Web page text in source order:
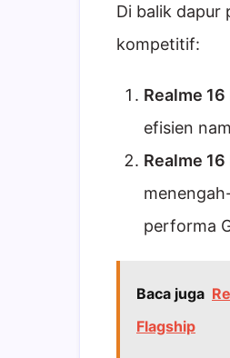
Di balik dapur
kompetitif:
Realme 16
efisien
Realme
performa
Baca juga
Flagship